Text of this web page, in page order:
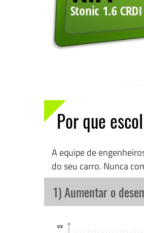
Por que
A equipe de
do seu carro. Nunca
1) Aumentar o